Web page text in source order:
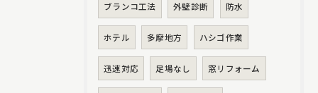
ブランコ工法 外壁診断 防水
ホテル 多摩地方 ハシゴ作業
迅速対応 足場なし 窓リフォーム